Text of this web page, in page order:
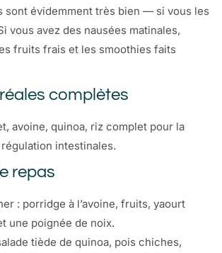
sont évidemment très bien — si vous les
vous avez des nausées matinales,
fruits frais et les smoothies faits
complètes
avoine, quinoa, riz complet pour la
intestinales.
repas
: porridge à l’avoine, fruits, yaourt
une poignée de noix.
tiède de quinoa, pois chiches,